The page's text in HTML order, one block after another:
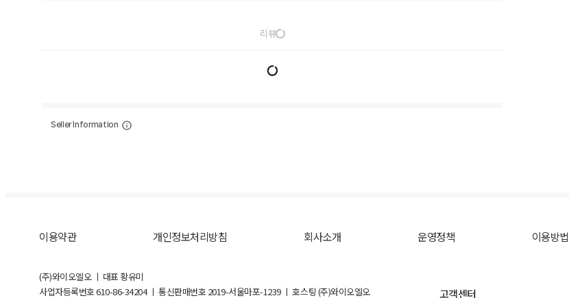
리뷰
Seller Information
이용약관 개인정보처리방침 회사소개 운영정책 이용방법
(주)와이오엘오 ㅣ 대표 황유미
사업자등록번호610-86-34204ㅣ 통신판매번호 2019-서울마포-1239 ㅣ 호스팅 (주)와이오엘오 고객센터